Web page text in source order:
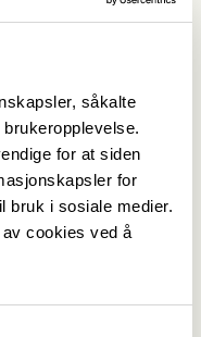
såkalte
for at siden
for
bruk i sosiale medier.
cookies ved å
også!
og